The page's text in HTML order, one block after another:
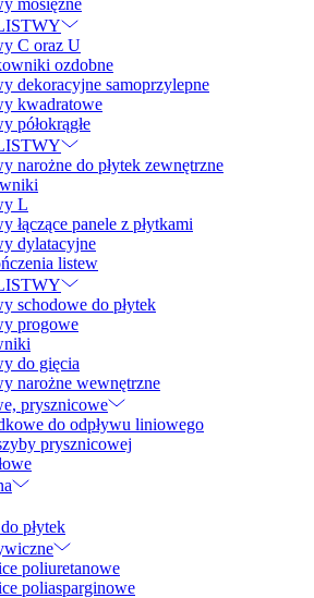
C oraz U
ozdobne
dekoracyjne samoprzylepne
kwadratowe
półokrągłe
narożne do płytek zewnętrzne
L
łączące panele z płytkami
dylatacyjne
listew
schodowe do płytek
progowe
do gięcia
narożne wewnętrzne
prysznicowe
do odpływu liniowego
prysznicowej
płytek
poliuretanowe
poliasparginowe